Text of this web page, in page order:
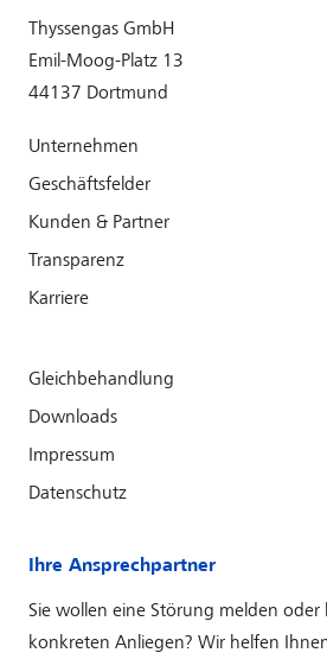
Thyssengas GmbH
Emil-Moog-Platz 13
44137 Dortmund
Unternehmen
Geschäftsfelder
Kunden & Partner
Transparenz
Karriere
Gleichbehandlung
Downloads
Impressum
Datenschutz
Ihre Ansprechpartner
Sie wollen eine Störung melden oder
konkreten Anliegen? Wir helfen